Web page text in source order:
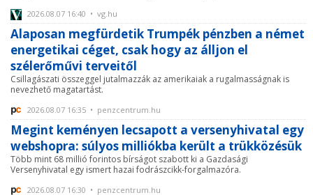
2026.08.07 16:40 • vg.hu
Alaposan megfürdetik Trumpék pénzben a német
energetikai céget, csak hogy az álljon el
szélerőművi terveitől
Csillagászati összeggel jutalmazzák az amerikaiak a rugalmasságnak is
nevezhető magatartást.
2026.08.07 16:35 • penzcentrum.hu
Megint keményen lecsapott a versenyhivatal egy
webshopra: súlyos milliókba került a trükközésük
Több mint 68 millió forintos bírságot szabott ki a Gazdasági
Versenyhivatal egy ismert hazai fodrászcikk-forgalmazóra.
2026.08.07 16:30 • penzcentrum.hu